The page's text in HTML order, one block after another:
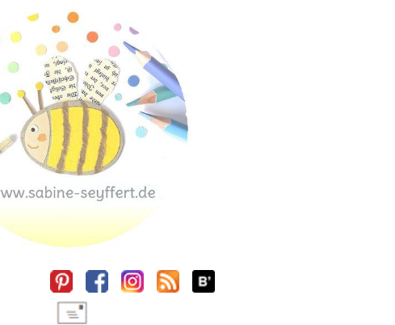
Sidebar